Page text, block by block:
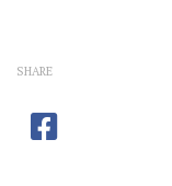
SHARE